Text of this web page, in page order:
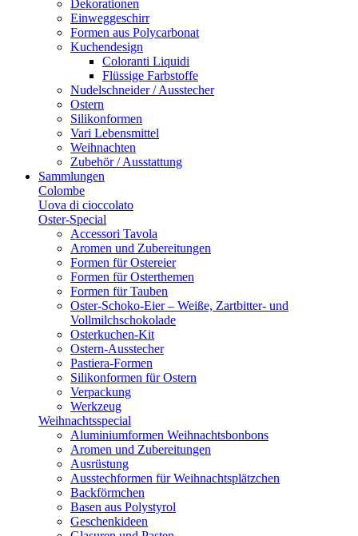
Dekorationen
Einweggeschirr
Formen aus Polycarbonat
Kuchendesign
Coloranti Liquidi
Flüssige Farbstoffe
Nudelschneider / Ausstecher
Ostern
Silikonformen
Vari Lebensmittel
Weihnachten
Zubehör / Ausstattung
Sammlungen
Colombe
Uova di cioccolato
Oster-Special
Accessori Tavola
Aromen und Zubereitungen
Formen für Ostereier
Formen für Osterthemen
Formen für Tauben
Oster-Schoko-Eier – Weiße, Zartbitter- und
Vollmilchschokolade
Osterkuchen-Kit
Ostern-Ausstecher
Pastiera-Formen
Silikonformen für Ostern
Verpackung
Werkzeug
Weihnachtsspecial
Aluminiumformen Weihnachtsbonbons
Aromen und Zubereitungen
Ausrüstung
Ausstechformen für Weihnachtsplätzchen
Backförmchen
Basen aus Polystyrol
Geschenkideen